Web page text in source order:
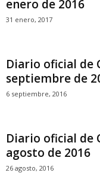
enero de 2016
31 enero, 2017
Diario oficial de
septiembre de
6 septiembre, 2016
Diario oficial de
agosto de 2016
26 agosto, 2016